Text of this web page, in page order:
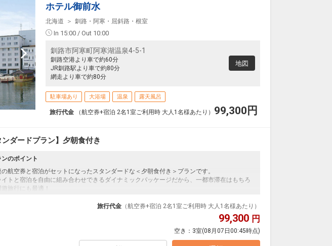
ホテル御前水
北海道 釧路・阿寒・屈斜路・根室
In 15:00 / Out 10:00
釧路市阿寒町阿寒湖温泉4-5-1
釧路空港より車で約60分
JR釧路駅より車で約80分
網走より車で約80分
地図
駐車場あり 大浴場 温泉 露天風呂
旅行代金 （航空券+宿泊 2名1室ご利用時 大人1名様あたり） 99,300 円
ンダードプラン】夕朝食付き
ンのポイント
の航空券と宿泊がセットになったスタンダードな＜夕朝食付き＞プランです。
イトと宿泊を自由に組み合わせできるダイナミックパッケージだから、一都市滞在はもちろ
遊旅行にも最適！
イトは、安心のJAL（またはJALグループ）確約！フライトマイル50%貯まります。
ションでレンタカーや現地交通・体験プランなどの追加（同時予約）が可能なプランもござ
5歳の添い寝のお子様は、施設使用料としてお一人様1,100円が別途お支払い下さい(現地払い)
旅行代金 （航空券+宿泊 2名1室ご利用時 大人1名様あたり）
99,300 円
空き： 3室(08月07日00:45時点)